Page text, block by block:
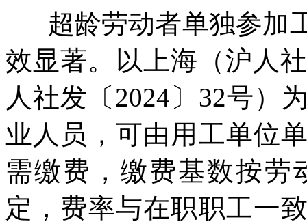
超龄劳动者单独参加
效显著。以上海（沪人
人社发〔2024〕32号）
业人员，可由用工单位
需缴费，缴费基数按劳
定，费率与在职职工一